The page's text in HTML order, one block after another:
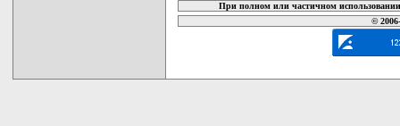
При полном или частичном
©